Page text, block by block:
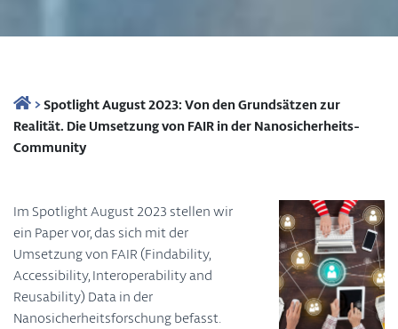
>Spotlight August 2023: Von den Grundsätzen zur
Realität. Die Umsetzung von FAIR in der Nanosicherheits-
Community
Im Spotlight August 2023 stellen wir
ein Paper vor, das sich mit der
Umsetzung von FAIR (Findability,
Accessibility, Interoperability and
Reusability) Data in der
Nanosicherheitsforschung befasst.